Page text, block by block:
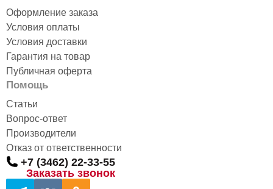
Оформление заказа
Условия оплаты
Условия доставки
Гарантия на товар
Публичная оферта
Помощь
Статьи
Вопрос-ответ
Производители
Отказ от ответственности
+7 (3462) 22-33-55
Заказать звонок